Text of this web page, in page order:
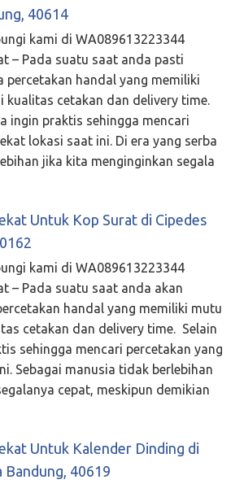
40614
kami di WA089613223344
– Pada suatu saat anda pasti
percetakan handal yang memiliki
kualitas cetakan dan delivery time.
ingin praktis sehingga mencari
lokasi saat ini. Di era yang serba
jika kita menginginkan segala
Untuk Kop Surat di Cipedes
kami di WA089613223344
– Pada suatu saat anda akan
handal yang memiliki mutu
cetakan dan delivery time. Selain
sehingga mencari percetakan yang
Sebagai manusia tidak berlebihan
cepat, meskipun demikian
Untuk Kalender Dinding di
Bandung, 40619